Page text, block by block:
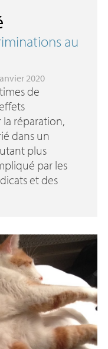
au
2020
de
réparation,
dans un
plus
par les
et des